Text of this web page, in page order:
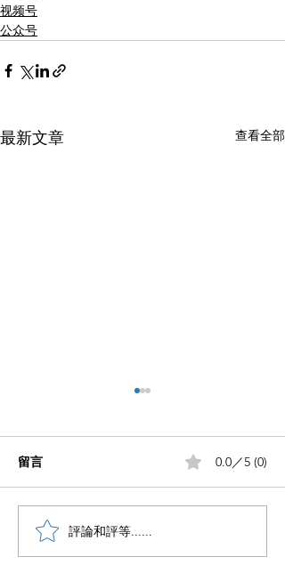
视频号
公众号
最新文章 查看全部
小红书五个痛点谁懂啊
留言 0.0／5 (0)
評論和評等......